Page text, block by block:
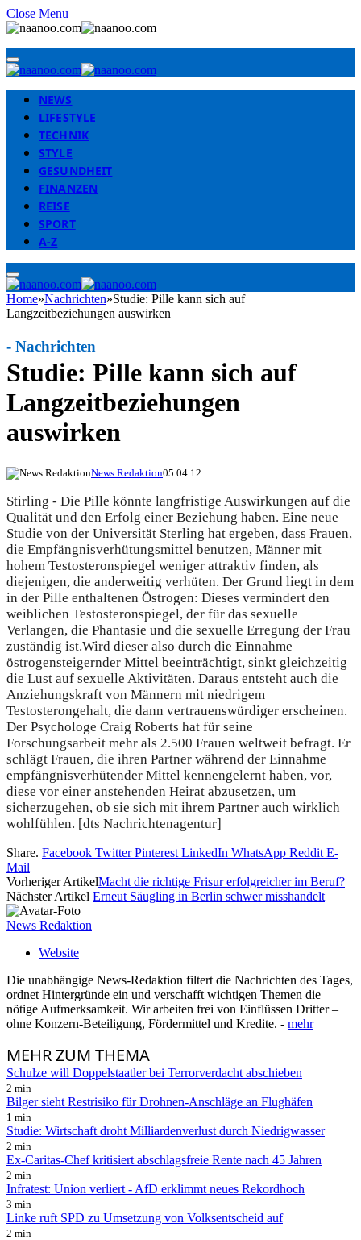
Close Menu
NEWS
LIFESTYLE
TECHNIK
STYLE
GESUNDHEIT
FINANZEN
REISE
SPORT
A-Z
Home»Nachrichten»Studie: Pille kann sich auf
Langzeitbeziehungen auswirken
Studie: Pille kann sich auf
Langzeitbeziehungen
auswirken
- Nachrichten
News Redaktion05.04.12
Stirling - Die Pille könnte langfristige Auswirkungen auf die
Qualität und den Erfolg einer Beziehung haben. Eine neue
Studie von der Universität Sterling hat ergeben, dass Frauen,
die Empfängnisverhütungsmittel benutzen, Männer mit
hohem Testosteronspiegel weniger attraktiv finden, als
diejenigen, die anderweitig verhüten. Der Grund liegt in dem
in der Pille enthaltenen Östrogen: Dieses vermindert den
weiblichen Testosteronspiegel, der für das sexuelle
Verlangen, die Phantasie und die sexuelle Erregung der Frau
zuständig ist.Wird dieser also durch die Einnahme
östrogensteigernder Mittel beeinträchtigt, sinkt gleichzeitig
die Lust auf sexuelle Aktivitäten. Daraus entsteht auch die
Anziehungskraft von Männern mit niedrigem
Testosterongehalt, die dann vertrauenswürdiger erscheinen.
Der Psychologe Craig Roberts hat für seine
Forschungsarbeit mehr als 2.500 Frauen weltweit befragt. Er
schlägt Frauen, die ihren Partner während der Einnahme
empfängnisverhütender Mittel kennengelernt haben, vor,
diese vor einer anstehenden Heirat abzusetzen, um
sicherzugehen, ob sie sich mit ihrem Partner auch wirklich
wohlfühlen. [dts Nachrichtenagentur]
Share. Facebook Twitter Pinterest LinkedIn WhatsApp Reddit E-
Mail
Vorheriger ArtikelMacht die richtige Frisur erfolgreicher im Beruf?
Nächster Artikel Erneut Säugling in Berlin schwer misshandelt
News Redaktion
Website
Die unabhängige News-Redaktion filtert die Nachrichten des Tages,
ordnet Hintergründe ein und verschafft wichtigen Themen die
nötige Aufmerksamkeit. Wir arbeiten frei von Einflüssen Dritter –
ohne Konzern-Beteiligung, Fördermittel und Kredite. - mehr
MEHRZUM THEMA
Schulze will Doppelstaatler bei Terrorverdacht abschieben
2 min
Bilger sieht Restrisiko für Drohnen-Anschläge an Flughäfen
1 min
Studie: Wirtschaft droht Milliardenverlust durch Niedrigwasser
2 min
Ex-Caritas-Chef kritisiert abschlagsfreie Rente nach 45 Jahren
2 min
Infratest: Union verliert - AfD erklimmt neues Rekordhoch
3 min
Linke ruft SPD zu Umsetzung von Volksentscheid auf
2 min